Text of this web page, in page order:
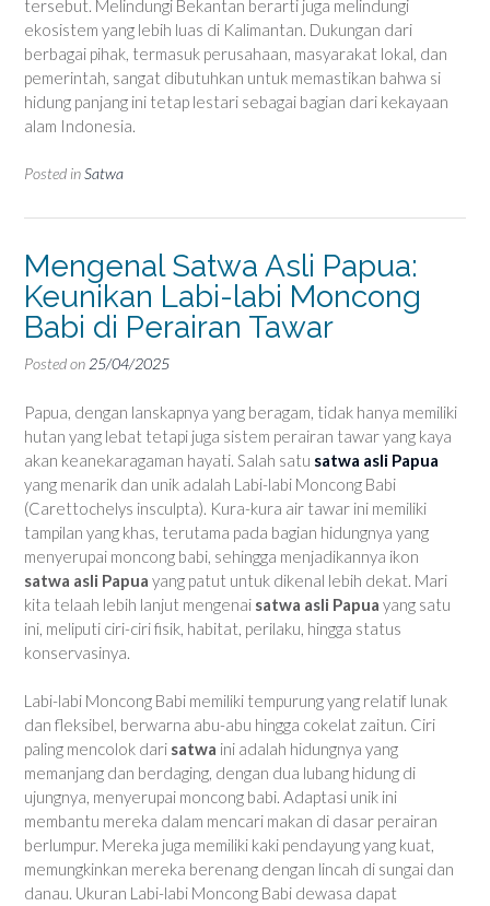
tersebut. Melindungi Bekantan berarti juga melindungi
ekosistem yang lebih luas di Kalimantan. Dukungan dari
berbagai pihak, termasuk perusahaan, masyarakat lokal, dan
pemerintah, sangat dibutuhkan untuk memastikan bahwa si
hidung panjang ini tetap lestari sebagai bagian dari kekayaan
alam Indonesia.
Posted inSatwa
Mengenal Satwa Asli Papua:
Keunikan Labi-labi Moncong
Babi di Perairan Tawar
Posted on 25/04/2025
Papua, dengan lanskapnya yang beragam, tidak hanya memiliki
hutan yang lebat tetapi juga sistem perairan tawar yang kaya
akan keanekaragaman hayati. Salah satu satwa asli Papua
yang menarik dan unik adalah Labi-labi Moncong Babi
(Carettochelys insculpta). Kura-kura air tawar ini memiliki
tampilan yang khas, terutama pada bagian hidungnya yang
menyerupai moncong babi, sehingga menjadikannya ikon
satwa asli Papua yang patut untuk dikenal lebih dekat. Mari
kita telaah lebih lanjut mengenai satwa asli Papua yang satu
ini, meliputi ciri-ciri fisik, habitat, perilaku, hingga status
konservasinya.
Labi-labi Moncong Babi memiliki tempurung yang relatif lunak
dan fleksibel, berwarna abu-abu hingga cokelat zaitun. Ciri
paling mencolok dari satwa ini adalah hidungnya yang
memanjang dan berdaging, dengan dua lubang hidung di
ujungnya, menyerupai moncong babi. Adaptasi unik ini
membantu mereka dalam mencari makan di dasar perairan
berlumpur. Mereka juga memiliki kaki pendayung yang kuat,
memungkinkan mereka berenang dengan lincah di sungai dan
danau. Ukuran Labi-labi Moncong Babi dewasa dapat